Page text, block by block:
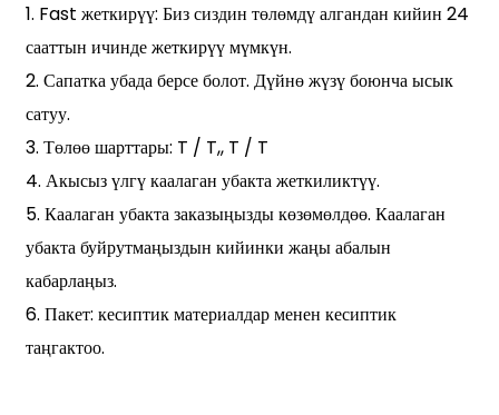
1. Fast жеткирүү: Биз сиздин төлөмдү алгандан кийин 24
сааттын ичинде жеткирүү мүмкүн.
2. Сапатка убада берсе болот. Дүйнө жүзү боюнча ысык
сатуу.
3. Төлөө шарттары: T / T,, T / T
4. Акысыз үлгү каалаган убакта жеткиликтүү.
5. Каалаган убакта заказыңызды көзөмөлдөө. Каалаган
убакта буйрутмаңыздын кийинки жаңы абалын
кабарлаңыз.
6. Пакет: кесиптик материалдар менен кесиптик
таңгактоо.